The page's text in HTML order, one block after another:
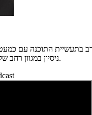
רב בתעשיית התוכנה עם
ניסיון במגוון רחב של טכנולוגיות ותחומים.